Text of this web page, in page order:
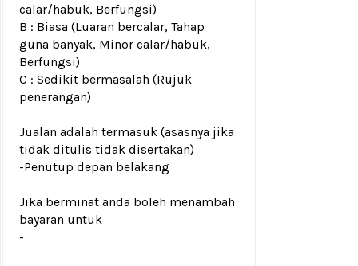
calar/habuk, Berfungsi)
B : Biasa (Luaran bercalar, Tahap
guna banyak, Minor calar/habuk,
Berfungsi)
C : Sedikit bermasalah (Rujuk
penerangan)
Jualan adalah termasuk (asasnya jika
tidak ditulis tidak disertakan)
-Penutup depan belakang
Jika berminat anda boleh menambah
bayaran untuk
-